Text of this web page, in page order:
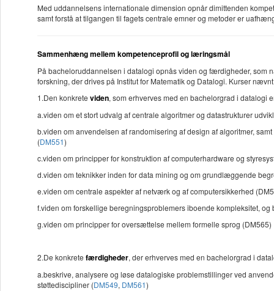
Med uddannelsens internationale dimension opnår dimittenden
samt forstå at tilgangen til fagets centrale emner og metoder er
Sammenhæng mellem kompetenceprofil og læringsmål
På bacheloruddannelsen i datalogi opnås viden og færdigheder, som
forskning, der drives på Institut for Matematik og Datalogi. Kurser
1.Den konkrete viden, som erhverves med en bachelorgrad i datalogi
a.viden om et stort udvalg af centrale algoritmer og datastrukturer
b.viden om anvendelsen af randomisering af design af algoritmer,
(DM551)
c.viden om principper for konstruktion af computerhardware og
d.viden om teknikker inden for data mining og om grundlæggende
e.viden om centrale aspekter af netværk og af computersikkerhed
f.viden om forskellige beregningsproblemers iboende kompleksitet,
g.viden om principper for oversættelse mellem formelle sprog (DM565)
2.De konkrete færdigheder, der erhverves med en bachelorgrad i
a.beskrive, analysere og løse datalogiske problemstillinger ved
støttediscipliner (DM549, DM561)